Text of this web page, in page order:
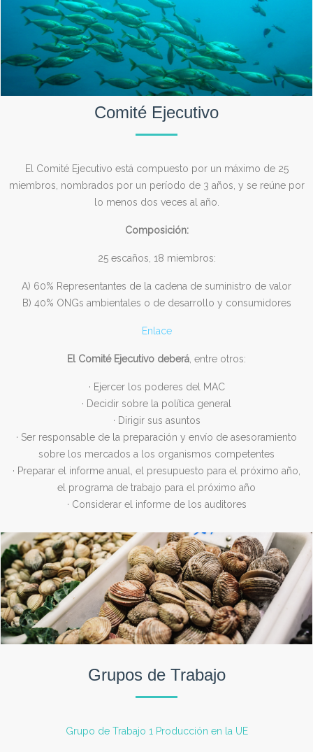
Comité Ejecutivo
El Comité Ejecutivo está compuesto por un máximo de 25
miembros, nombrados por un período de 3 años, y se reúne por
lo menos dos veces al año.
Composición:
25 escaños, 18 miembros:
A) 60% Representantes de la cadena de suministro de valor
B) 40% ONGs ambientales o de desarrollo y consumidores
Enlace
El Comité Ejecutivo deberá , entre otros:
· Ejercer los poderes del MAC
· Decidir sobre la política general
· Dirigir sus asuntos
· Ser responsable de la preparación y envío de asesoramiento
sobre los mercados a los organismos competentes
· Preparar el informe anual, el presupuesto para el próximo año,
el programa de trabajo para el próximo año
· Considerar el informe de los auditores
Grupos de Trabajo
Grupo de Trabajo 1 Producción en la UE